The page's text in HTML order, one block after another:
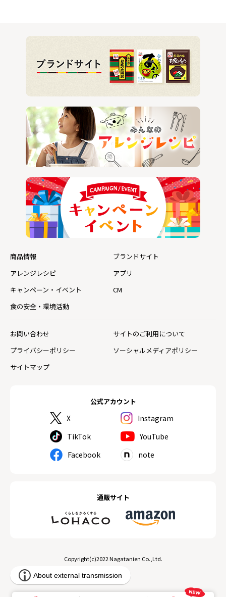
公式アカウント
X
Instagram
TikTok
YouTube
Facebook
note
通販サイト
商品情報
ブランドサイト
アレンジレシピ
アプリ
キャンペーン・イベント
CM
食の安全・環境活動
お問い合わせ
サイトのご利用について
プライバシーポリシー
ソーシャルメディアポリシー
サイトマップ
Copyright(c)2022 Nagatanien Co.,Ltd.